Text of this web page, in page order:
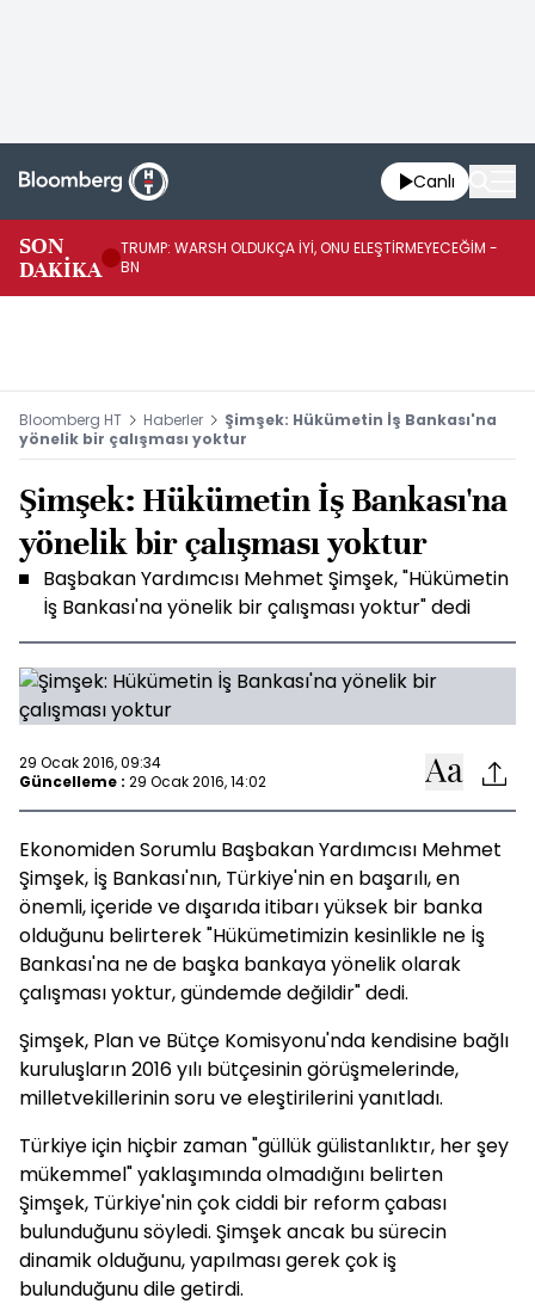
Canlı
SON
DAKİKA
TRUMP: WARSH OLDUKÇA İYİ, ONU ELEŞTİRMEYECEĞİM -
BN
Bloomberg HT Haberler
Şimşek: Hükümetin İş Bankası'na
yönelik bir çalışması yoktur
Şimşek: Hükümetin İş Bankası'na
yönelik bir çalışması yoktur
Başbakan Yardımcısı Mehmet Şimşek, "Hükümetin
İş Bankası'na yönelik bir çalışması yoktur" dedi
29 Ocak 2016, 09:34
Güncelleme : 29 Ocak 2016, 14:02
Ekonomiden Sorumlu Başbakan Yardımcısı Mehmet
Şimşek, İş Bankası'nın, Türkiye'nin en başarılı, en
önemli, içeride ve dışarıda itibarı yüksek bir banka
olduğunu belirterek "Hükümetimizin kesinlikle ne İş
Bankası'na ne de başka bankaya yönelik olarak
çalışması yoktur, gündemde değildir" dedi.
Şimşek, Plan ve Bütçe Komisyonu'nda kendisine bağlı
kuruluşların 2016 yılı bütçesinin görüşmelerinde,
milletvekillerinin soru ve eleştirilerini yanıtladı.
Türkiye için hiçbir zaman "güllük gülistanlıktır, her şey
mükemmel" yaklaşımında olmadığını belirten
Şimşek, Türkiye'nin çok ciddi bir reform çabası
bulunduğunu söyledi. Şimşek ancak bu sürecin
dinamik olduğunu, yapılması gerek çok iş
bulunduğunu dile getirdi.